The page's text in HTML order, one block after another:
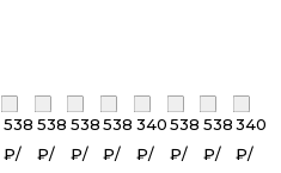
538
₽/
538
₽/
538
₽/
538
₽/
340
₽/
538
₽/
538
₽/
340
₽/